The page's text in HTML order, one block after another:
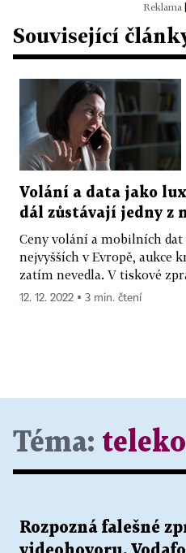
Související
Volání a data jako
dál zůstávají jedny z
Ceny volání a mobilních dat
nejvyšších v Evropě, aukce
zatím nevedla. V tiskové
12. 12. 2022 ▪ 3 min. čtení
Téma:
Rozpozná falešné